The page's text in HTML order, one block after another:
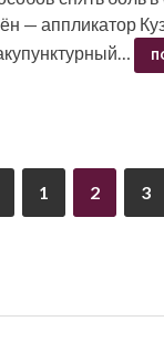
— аппликатор
1 2 3